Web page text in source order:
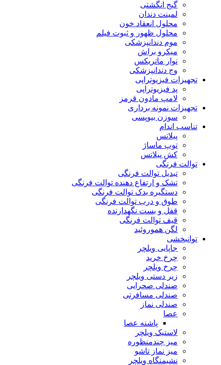
گیج انگشتی
لمینت دندان
محلول انعقاد خون
محلول ظهور و ثبوت فیلم
موم دندانپزشکی
میکرو براش
نوار ماتریکس
وج دندانپزشکی
تجهیزات فیزیوتراپی
پد فیزیوتراپی
لامپ مادون قرمز
تجهیزات نمونه برداری
سوزن بیوپسی
تناسب اندام
پیلاتس
توپ ماساژ
کش پیلاتس
توالت فرنگی
تبدیل توالت فرنگی
تشک و ارتفاع دهنده توالت فرنگی
دستگیره یدک توالت فرنگی
طوق و درب توالت فرنگی
قفل و بست نگهدارنده
قیف توالت فرنگی
لگن هموروئید
توانبخشی
جاپایی ویلچر
چرخ خرید
چرخ ویلچر
زیر دستی ویلچر
صندلی صحرایی
صندلی مسافرتی
صندلی نماز
عصا
پاشنه عصا
لاستیک ویلچر
میز چندمنظوره
میز نماز تاشو
نشیمنگاه ویلچر